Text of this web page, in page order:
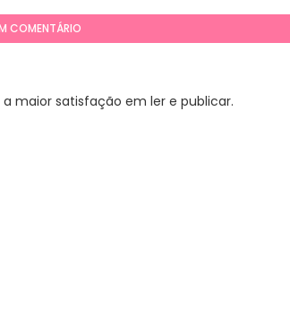
COMENTÁRIO
maior satisfação em ler e publicar.